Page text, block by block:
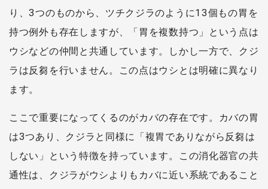
り、3つのものから、ツチクジラのように13個もの胃を
持つ例外も存在しますが、「胃を複数持つ」という点は
ウシなどの仲間と共通しています。しかし一方で、クジ
ラは反芻を行いません。この点はウシとは明確に異なり
ます。
ここで重要になってくるのがカバの存在です。カバの胃
は3つあり、クジラと同様に「複胃でありながら反芻は
しない」という特徴を持っています。この消化器官の共
通性は、クジラがウシよりもカバに近い系統であること